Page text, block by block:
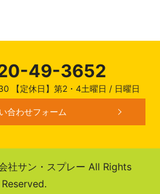
49-3652
【定休日】第2・4土曜日 / 日曜日
合わせフォーム
サン・スプレー All Rights
Reserved.